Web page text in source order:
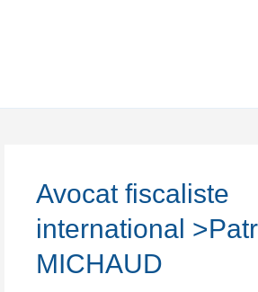
Avocat fiscaliste
international
MICHAUD